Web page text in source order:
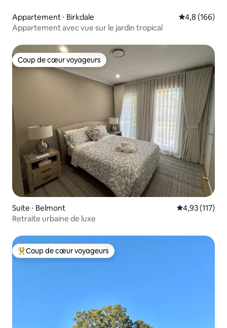
Appartement ⋅ Birkdale Évaluation
4,8 (166)
Appartement avec vue sur le jardin tropical
Coup de cœur voyageurs
Coup de cœur voyageurs
Suite ⋅ Belmont Évaluation
4,93 (117)
Retraite urbaine de luxe
Coups de cœur voyageurs les plus appréciés
Coup de cœur voyageurs